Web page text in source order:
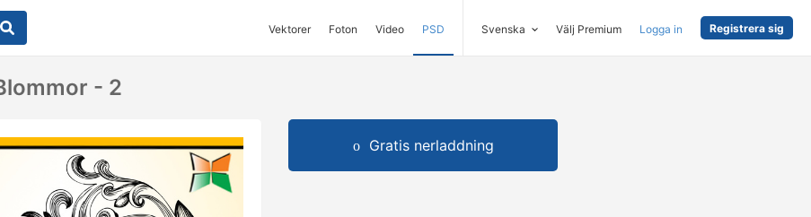
Vektorer Foton Video PSD Svenska Välj Premium Logga in Registrera sig
- 2
Gratis nerladdning